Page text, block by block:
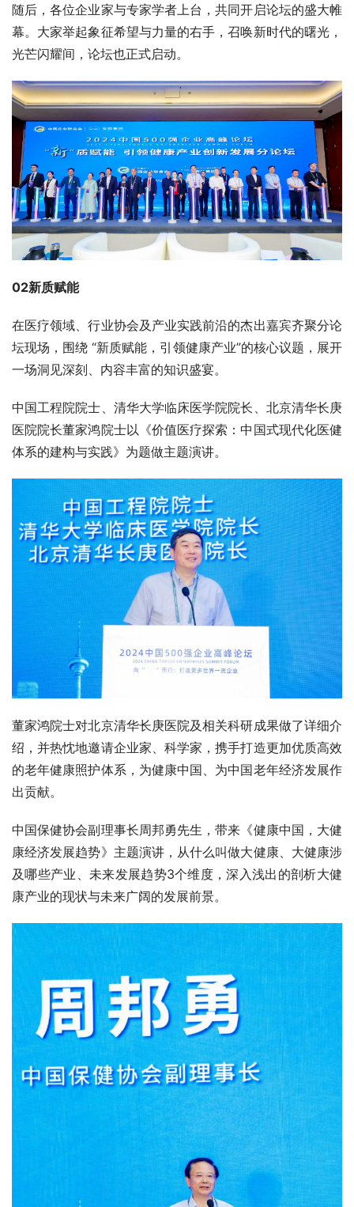
随后，各位企业家与专家学者上台，共同开启论坛的盛大帷
幕。大家举起象征希望与力量的右手，召唤新时代的曙光，
光芒闪耀间，论坛也正式启动。
02新质赋能
在医疗领域、行业协会及产业实践前沿的杰出嘉宾齐聚分论
坛现场，围绕 “新质赋能，引领健康产业”的核心议题，展开
一场洞见深刻、内容丰富的知识盛宴。
中国工程院院士、清华大学临床医学院院长、北京清华长庚
医院院长董家鸿院士以《价值医疗探索：中国式现代化医健
体系的建构与实践》为题做主题演讲。
董家鸿院士对北京清华长庚医院及相关科研成果做了详细介
绍，并热忱地邀请企业家、科学家，携手打造更加优质高效
的老年健康照护体系，为健康中国、为中国老年经济发展作
出贡献。
中国保健协会副理事长周邦勇先生，带来《健康中国，大健
康经济发展趋势》主题演讲，从什么叫做大健康、大健康涉
及哪些产业、未来发展趋势3个维度，深入浅出的剖析大健
康产业的现状与未来广阔的发展前景。